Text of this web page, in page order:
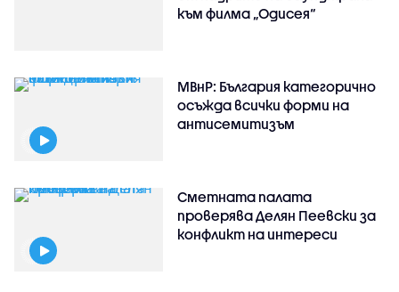
към филма „Одисея“
МВнР: България категорично
осъжда всички форми на
антисемитизъм
Сметната палата
проверява Делян Пеевски за
конфликт на интереси